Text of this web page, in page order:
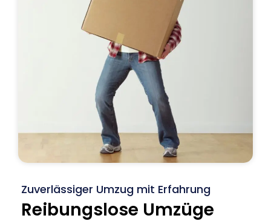
Zuverlässiger Umzug mit Erfahrung
Reibungslose Umzüge